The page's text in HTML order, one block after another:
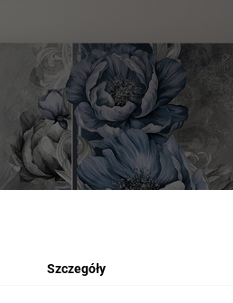
Szczegóły